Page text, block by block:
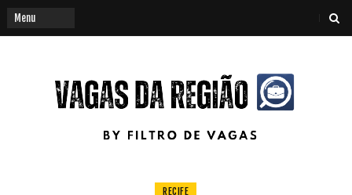
RECIFE